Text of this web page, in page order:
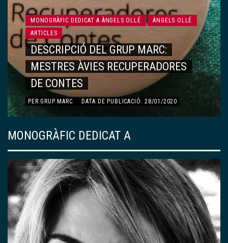
MONOGRÀFIC DEDICAT A ÀNGELS OLLÉ
ÀNGELS OLLÉ
ARTICLES
RECORDS, VIVÈNCIES…
DOLORS ESQUERDA AYMAMÍ.
DATA DE PUBLICACIÓ:
13/01/2020
MONOGRÀFIC DEDICAT A